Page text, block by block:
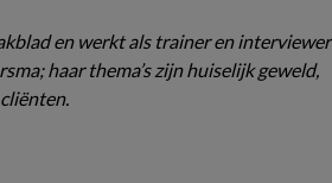
en werkt als trainer en interviewer
haar thema’s zijn huiselijk geweld,